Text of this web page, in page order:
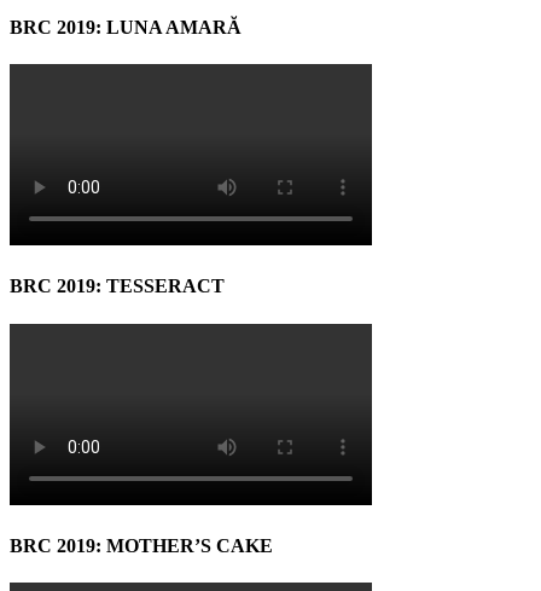
BRC 2019: LUNA AMARĂ
BRC 2019: TESSERACT
BRC 2019: MOTHER’S CAKE